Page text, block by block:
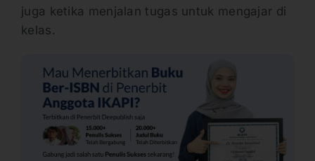
juga ketika menjalan tugas untuk mengajar di
kelas.